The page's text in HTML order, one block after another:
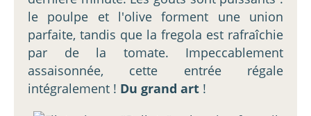
le poulpe et l'olive forment une union
parfaite, tandis que la fregola est rafraîchie
par de la tomate. Impeccablement
assaisonnée, cette entrée régale
intégralement ! Du grand art !